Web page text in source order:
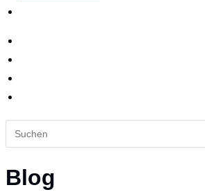
Website
durchsuchen
Blog